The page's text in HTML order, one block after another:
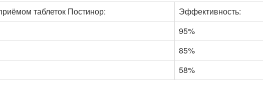
таблеток Постинор:
Эффективность:
95%
85%
58%